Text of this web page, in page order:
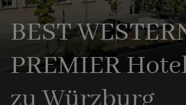
BEST
PREMIER